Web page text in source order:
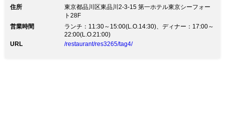
ードなどをご堪能ください。◆地上100ｍの鉄板焼「天
王洲」では、レインボーブリッジを望む 東京ベイエリ
毛和牛やシーフードをお楽しみいただけます。 ◆目の
前で焼上げる熟練シェフの軽やかな手さばき。 さらに
夜になると宝石をちりばめたような煌く夜景が眼下に広
住所
東京都品川区東品川2-3-15 第一ホテル東京シーフォー
ト28F
営業時間
ランチ：11:30～15:00(L.O.14:30)、ディナー：17:00～
22:00(L.O.21:00)
URL
/restaurant/res3265/tag4/